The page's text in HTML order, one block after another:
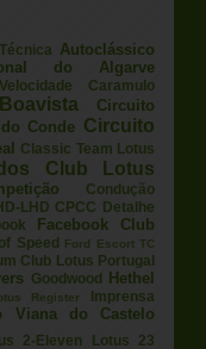
Autoclássico
do Algarve
Caramulo
Circuito
Conde Circuito
Classic Team Lotus
Club Lotus
Condução
LHD CPCC Detalhe
Facebook Club
Speed Ford Escort TC
Club Lotus Portugal
Goodwood Hethel
Register Imprensa
Viana do Castelo
2-Eleven Lotus 23